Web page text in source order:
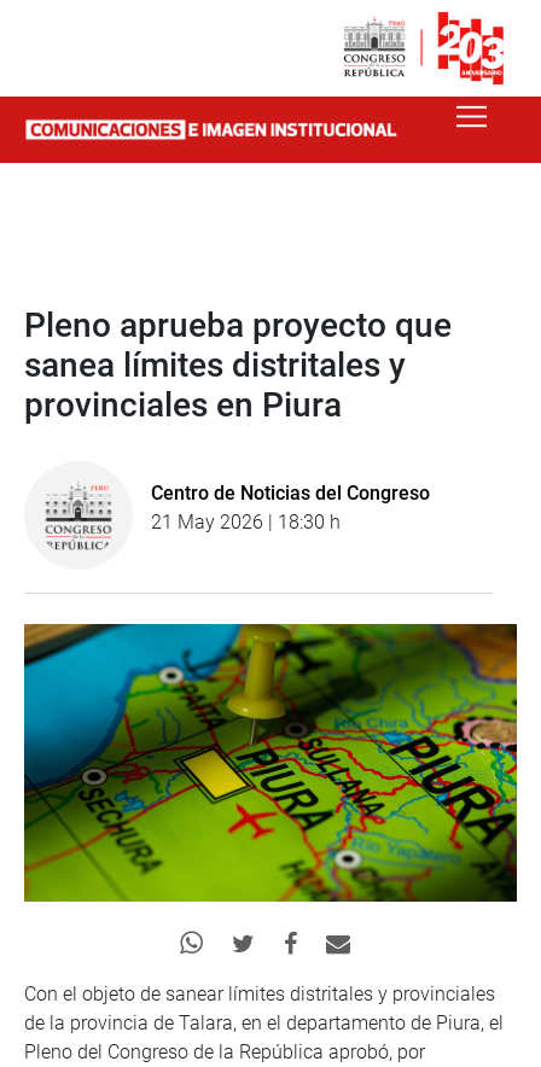
Pleno aprueba proyecto que
sanea límites distritales y
provinciales en Piura
Centro de Noticias del Congreso
21 May 2026 | 18:30 h
Con el objeto de sanear límites distritales y provinciales
de la provincia de Talara, en el departamento de Piura, el
Pleno del Congreso de la República aprobó, por